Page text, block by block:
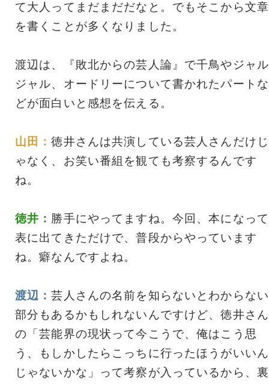
て大人ってまだまだだなと。でもそこから文章
を書くことが多くなりました。
渡辺は、『敗北からの芸人論』で千鳥やジャル
ジャル、オードリーについて書かれたパートな
どが面白いと感想を伝える。
山田：徳井さんは共演している芸人さんだけじ
ゃなく、お笑い番組を観ても考察するんです
ね。
徳井： 勝手にやってますね。今回、本になって
表に出てきただけで、普段からやっています
ね。癖なんですよね。
渡辺：芸人さんの名前を知らないとわからない
部分もあるかもしれないんですけど、徳井さん
の「芸能界の現状って今こうで、俺はこう思
う、もしかしたらこっちに行ったほうがいいん
じゃないかな」って考察が入っているから、裏